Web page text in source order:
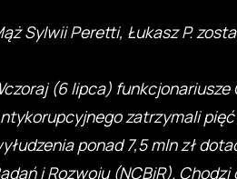
Sylwii Peretti, Łukasz P.
(6 lipca) funkcjonariusze
zatrzymali pięć
wyłudzenia ponad 7,5 mln zł
i Rozwoju (NCBiR). Chodzi